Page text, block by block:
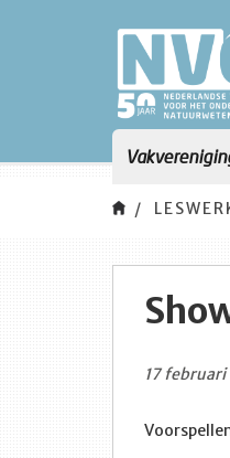
17 februari